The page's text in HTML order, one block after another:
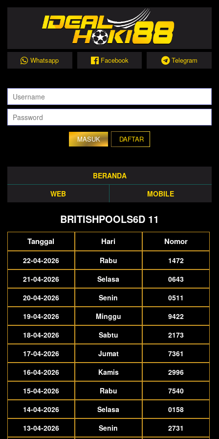
Whatsapp Facebook Telegram
DAFTAR
BERANDA
WEB
MOBILE
BRITISHPOOLS6D 11
Tanggal Hari Nomor
22-04-2026 Rabu
1472
21-04-2026
Selasa
0643
20-04-2026
Senin
0511
19-04-2026
Minggu
9422
18-04-2026
Sabtu
2173
17-04-2026
Jumat
7361
16-04-2026
Kamis
2996
15-04-2026
Rabu
7540
14-04-2026
Selasa
0158
13-04-2026
Senin 2731